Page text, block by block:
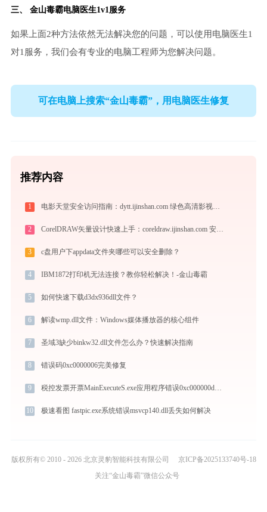
三、 金山毒霸电脑医生1v1服务
如果上面2种方法依然无法解决您的问题，可以使用电脑医生1
对1服务，我们会有专业的电脑工程师为您解决问题。
可在电脑上搜索“金山毒霸”，用电脑医生修复
推荐内容
1 电影天堂安全访问指南：dytt.ijinshan.com 绿色高清影视资源获取秘籍
2 CorelDRAW矢量设计快速上手：coreldraw.ijinshan.com 安全绿色安装与核心技巧
3 c盘用户下appdata文件夹哪些可以安全删除？
4 IBM1872打印机无法连接？教你轻松解决！-金山毒霸
5 如何快速下载d3dx936dll文件？
6 解读wmp.dll文件：Windows媒体播放器的核心组件
7 圣域3缺少binkw32.dll文件怎么办？快速解决指南
8 错误码0xc0000006完美修复
9 税控发票开票MainExecuteS.exe应用程序错误0xc000000d解决方法
10 极速看图 fastpic.exe系统错误msvcp140.dll丢失如何解决
版权所有© 2010 - 2026 北京灵豹智能科技有限公司
京ICP备2025133740号-18
关注“金山毒霸”微信公众号